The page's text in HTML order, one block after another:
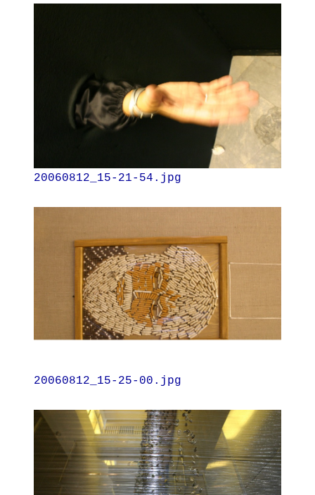
20060812_15-21-54.jpg
20060812_15-25-00.jpg